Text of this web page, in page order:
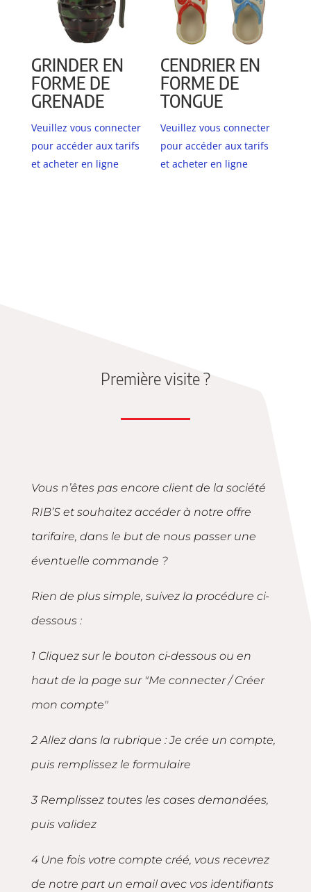
GRINDER EN
FORME DE
GRENADE
Veuillez vous connecter
pour accéder aux tarifs
et acheter en ligne
CENDRIER EN
FORME DE
TONGUE
Veuillez vous connecter
pour accéder aux tarifs
et acheter en ligne
Première visite ?
Vous n’êtes pas encore client de la société
RIB’S et souhaitez accéder à notre offre
tarifaire, dans le but de nous passer une
éventuelle commande ?
Rien de plus simple, suivez la procédure ci-
dessous :
1 Cliquez sur le bouton ci-dessous ou en
haut de la page sur "Me connecter / Créer
mon compte"
2 Allez dans la rubrique : Je crée un compte,
puis remplissez le formulaire
3 Remplissez toutes les cases demandées,
puis validez
4 Une fois votre compte créé, vous recevrez
de notre part un email avec vos identifiants